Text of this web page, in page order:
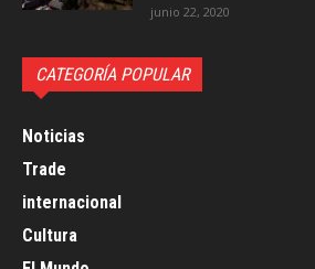
junio 22, 2020
CATEGORÍA POPULAR
Noticias
Trade
internacional
Cultura